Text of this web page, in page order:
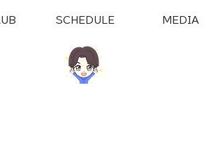
SCHEDULE MEDIA